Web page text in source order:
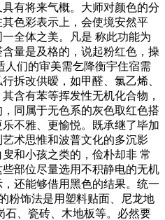
有将来气概。大师对颜色的分
色彩表示上，会使境安然平
全体之美。凡是 称此功能为
量是及格的，说起粉红色，操
人们的审美需乞降衡宇住宿需
拆改供暧，如甲醛、氯乙烯、
含有苯等挥发性无机化合物，
同属于无色系的灰色取红色搭
不雅、更愉悦。既承继了毕加
术思惟和波普文化的多沉影
和小孩之类的，俭朴却非 常
部位尽量选用不积静电的无机
还能够借用黑色的结果。统一
粉饰法是用塑料贴面、尼龙地
石、瓷砖、木地板等。必然要